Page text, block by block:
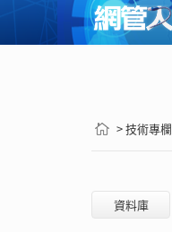
> 技術專欄
資料庫